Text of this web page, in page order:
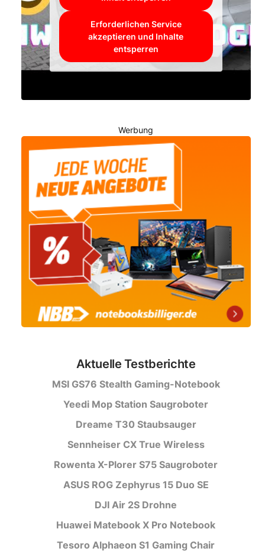
Erforderlichen Service
akzeptieren und Inhalte
entsperren
Werbung
Aktuelle Testberichte
MSI GS76 Stealth Gaming-Notebook
Yeedi Mop Station Saugroboter
Dreame T30 Staubsauger
Sennheiser CX True Wireless
Rowenta X-Plorer S75 Saugroboter
ASUS ROG Zephyrus 15 Duo SE
DJI Air 2S Drohne
Huawei Matebook X Pro Notebook
Tesoro Alphaeon S1 Gaming Chair